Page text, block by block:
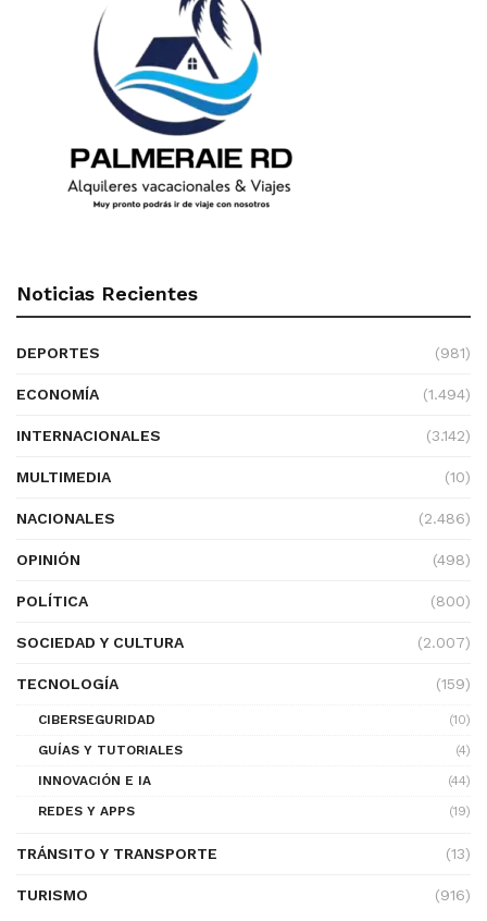
Noticias Recientes
DEPORTES (981)
ECONOMÍA (1.494)
INTERNACIONALES (3.142)
MULTIMEDIA (10)
NACIONALES (2.486)
OPINIÓN (498)
POLÍTICA (800)
SOCIEDAD Y CULTURA (2.007)
TECNOLOGÍA (159)
CIBERSEGURIDAD
(10)
GUÍAS Y TUTORIALES
(4)
INNOVACIÓN E IA
(44)
REDES Y APPS
(19)
TRÁNSITO Y TRANSPORTE (13)
TURISMO (916)